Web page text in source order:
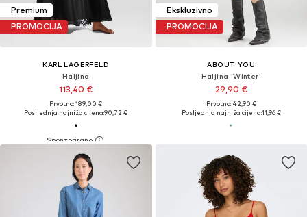
Premium
PROMOCIJA
KARL LAGERFELD
Haljina
113,40 €
Prvotno: 189,00 €
Posljednja najniža cijena:90,72 €
Ekskluzivno
PROMOCIJA
ABOUT YOU
Haljina 'Winter'
29,90 €
Prvotno: 42,90 €
Posljednja najniža cijena:11,96 €